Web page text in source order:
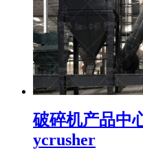
破碎机产品中
ycrusher